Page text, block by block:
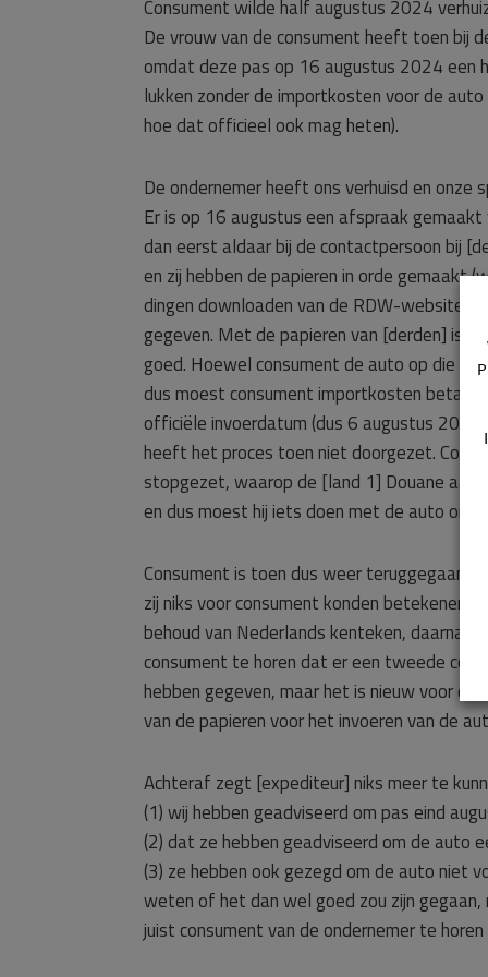
Consument wilde half augustus 2024
De vrouw van de consument heeft toen bij
omdat deze pas op 16 augustus 2024 een
lukken zonder de importkosten voor de
hoe dat officieel ook mag heten).
De ondernemer heeft ons verhuisd en onze
Er is op 16 augustus een afspraak
dan eerst aldaar bij de contactpersoon bij
en zij hebben de papieren in orde gemaakt
dingen downloaden van de RDW-website).
gegeven. Met de papieren van [derden] is
goed. Hoewel consument de auto op die
dus moest consument importkosten
officiële invoerdatum (dus 6 augustus
heeft het proces toen niet doorgezet.
stopgezet, waarop de [land 1] Douane
en dus moest hij iets doen met de auto om
Consument is toen dus weer teruggegaan
zij niks voor consument konden
behoud van Nederlands kenteken, daarna
consument te horen dat er een tweede
hebben gegeven, maar het is nieuw voor
van de papieren voor het invoeren van de
Achteraf zegt [expediteur] niks meer te
(1) wij hebben geadviseerd om pas eind
(2) dat ze hebben geadviseerd om de auto
(3) ze hebben ook gezegd om de auto niet
weten of het dan wel goed zou zijn
juist consument van de ondernemer te